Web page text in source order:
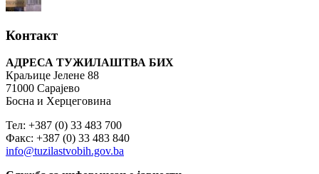
Контакт
АДРЕСА ТУЖИЛАШТВА БИХ
Краљице Јелене 88
71000 Сарајево
Босна и Херцеговина
Тел: +387 (0) 33 483 700
Факс: +387 (0) 33 483 840
info@tuzilastvobih.gov.ba